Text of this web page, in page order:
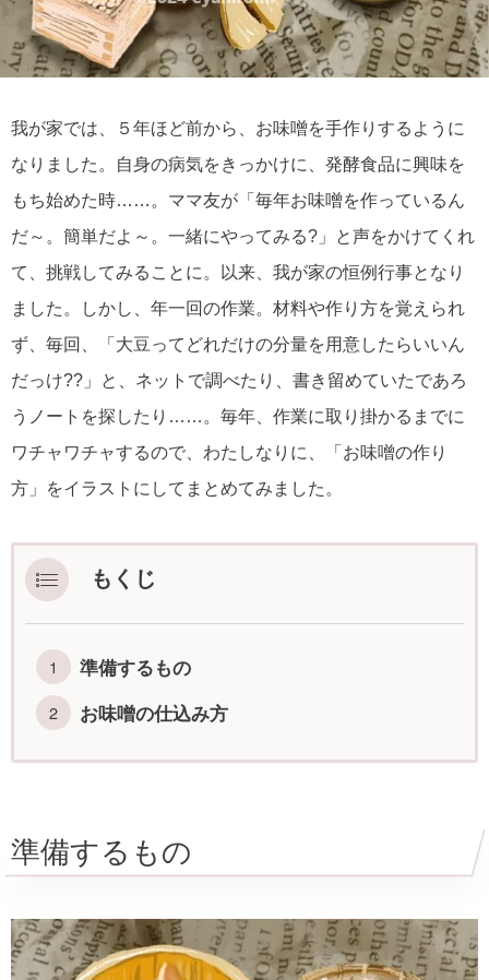
我が家では、５年ほど前から、お味噌を手作りするように
なりました。自身の病気をきっかけに、発酵食品に興味を
もち始めた時……。ママ友が「毎年お味噌を作っているん
だ～。簡単だよ～。一緒にやってみる?」と声をかけてくれ
て、挑戦してみることに。以来、我が家の恒例行事となり
ました。しかし、年一回の作業。材料や作り方を覚えられ
ず、毎回、「大豆ってどれだけの分量を用意したらいいん
だっけ??」と、ネットで調べたり、書き留めていたであろ
うノートを探したり……。毎年、作業に取り掛かるまでに
ワチャワチャするので、わたしなりに、「お味噌の作り
方」をイラストにしてまとめてみました。
もくじ
準備するもの
お味噌の仕込み方
準備するもの